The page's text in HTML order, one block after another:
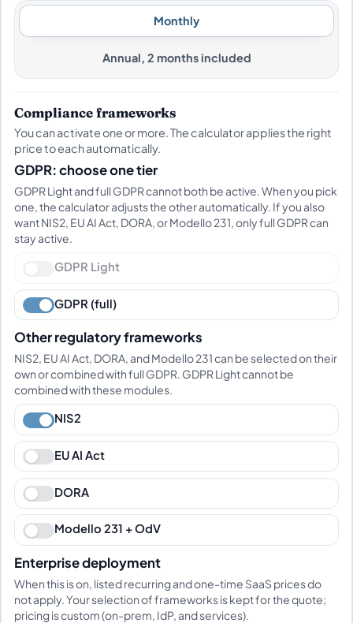
Monthly
Annual, 2 months included
Compliance frameworks
You can activate one or more. The calculator applies the right
price to each automatically.
GDPR: choose one tier
GDPR Light and full GDPR cannot both be active. When you pick
one, the calculator adjusts the other automatically. If you also
want NIS2, EU AI Act, DORA, or Modello 231, only full GDPR can
stay active.
GDPR Light
GDPR (full)
Other regulatory frameworks
NIS2, EU AI Act, DORA, and Modello 231 can be selected on their
own or combined with full GDPR. GDPR Light cannot be
combined with these modules.
NIS2
EU AI Act
DORA
Modello 231 + OdV
Enterprise deployment
When this is on, listed recurring and one-time SaaS prices do
not apply. Your selection of frameworks is kept for the quote;
pricing is custom (on-prem, IdP, and services).